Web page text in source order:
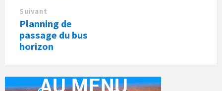
Suivant
Planning de
passage du bus
horizon